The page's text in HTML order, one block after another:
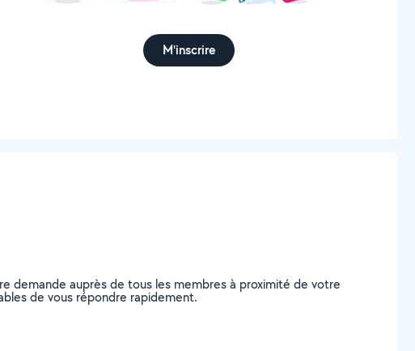
M'inscrire
demande auprès de tous les membres à proximité de votre
de vous répondre rapidement.